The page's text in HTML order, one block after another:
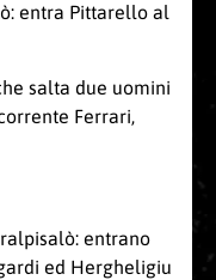
entra Pittarello al
salta due uomini
Ferrari,
entrano
ed Hergheligiu